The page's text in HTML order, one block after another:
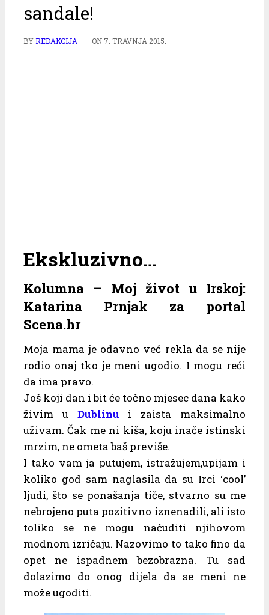
sandale!
BYREDAKCIJA ON 7. TRAVNJA 2015.
Ekskluzivno…
Kolumna – Moj život u Irskoj:
Katarina Prnjak za portal
Scena.hr
Moja mama je odavno već rekla da se nije
rodio onaj tko je meni ugodio. I mogu reći
da ima pravo.
Još koji dan i bit će točno mjesec dana kako
živim u Dublinu i zaista maksimalno
uživam. Čak me ni kiša, koju inače istinski
mrzim, ne ometa baš previše.
I tako vam ja putujem, istražujem,upijam i
koliko god sam naglasila da su Irci ‘cool’
ljudi, što se ponašanja tiče, stvarno su me
nebrojeno puta pozitivno iznenadili, ali isto
toliko se ne mogu načuditi njihovom
modnom izričaju. Nazovimo to tako fino da
opet ne ispadnem bezobrazna. Tu sad
dolazimo do onog dijela da se meni ne
može ugoditi.